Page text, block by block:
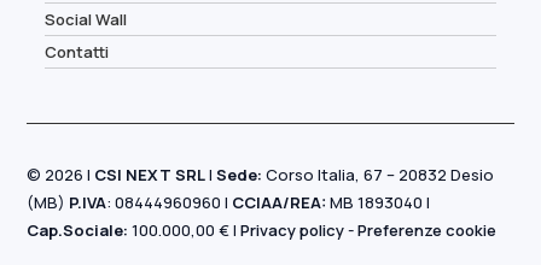
Social Wall
Contatti
© 2026 | CSI NEXT SRL|Sede: Corso Italia, 67 – 20832 Desio
(MB) P.IVA: 08444960960 | CCIAA/REA: MB 1893040 |
Cap.Sociale: 100.000,00 € |Privacy policy-Preferenze cookie